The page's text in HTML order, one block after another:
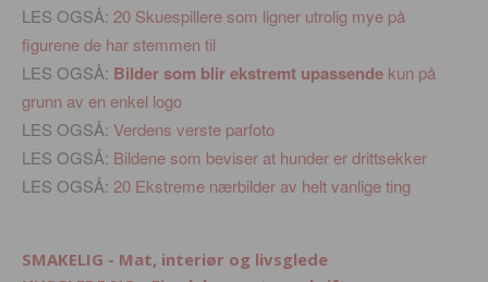
LES OGSÅ: 20 Skuespillere som ligner utrolig mye på
figurene de har stemmen til
LES OGSÅ: Bilder som blir ekstremt upassende kun på
grunn av en enkel logo
LES OGSÅ: Verdens verste parfoto
LES OGSÅ: Bildene som beviser at hunder er drittsekker
LES OGSÅ: 20 Ekstreme nærbilder av helt vanlige ting
SMAKELIG - Mat, interiør og livsglede